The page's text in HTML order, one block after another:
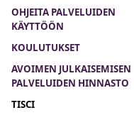
OHJEITA PALVELUIDEN
KÄYTTÖÖN
KOULUTUKSET
AVOIMEN JULKAISEMISEN
PALVELUIDEN HINNASTO
TISCI